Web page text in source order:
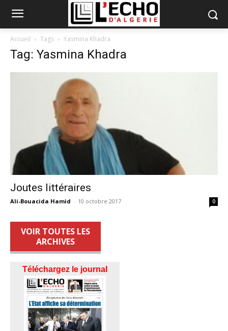
Accueil Tags Yasmina Khadra
Tag: Yasmina Khadra
Joutes littéraires
Ali-Bouacida Hamid - 10 octobre 2017 0
VOIR TOUTES LES
ARCHIVES